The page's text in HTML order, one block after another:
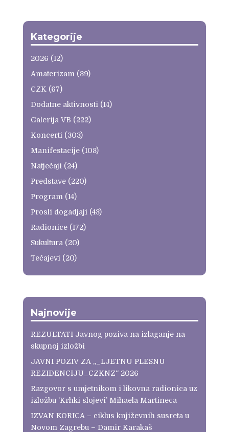
Kategorije
2026 (12)
Amaterizam(39)
CZK(67)
Dodatne aktivnosti(14)
Galerija VB (222)
Koncerti(303)
Manifestacije(108)
Natječaji(24)
Predstave(220)
Program(14)
Prosli dogadjaji(43)
Radionice(172)
Sukultura(20)
Tečajevi(20)
Najnovije
REZULTATI Javnog poziva na izlaganje na
skupnoj izložbi
JAVNI POZIV ZA „_LJETNU PLESNU
REZIDENCIJU_CZKNZ“ 2026
Razgovor s umjetnikom i likovna radionica uz
izložbu ‘Krhki slojevi’ Mihaela Martineca
IZVAN KORICA – ciklus književnih susreta u
Novom Zagrebu – Damir Karakaš